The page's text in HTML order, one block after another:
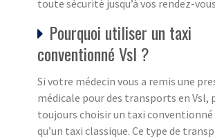
toute sécurité jusqu’à vos rendez-
Pourquoi utiliser un taxi
conventionné Vsl ?
Si votre médecin vous a remis une
médicale pour des transports en Vsl,
toujours choisir un taxi
qu’un taxi classique. Ce type de